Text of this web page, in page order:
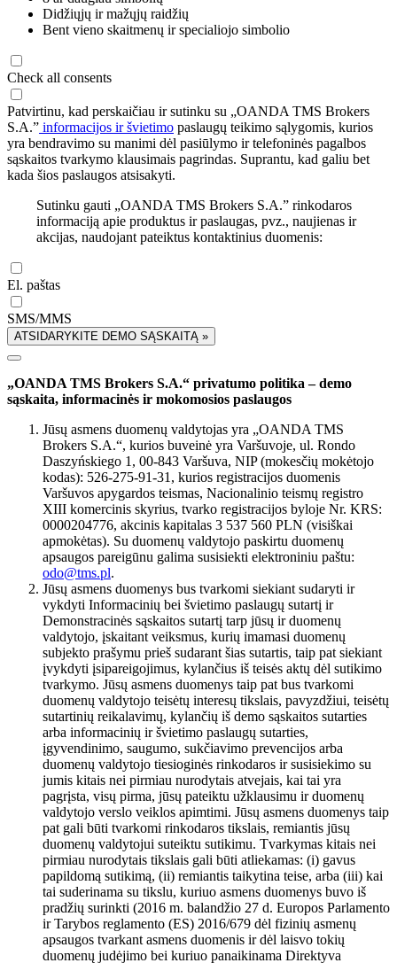
Didžiųjų ir mažųjų raidžių
Bent vieno skaitmenų ir specialiojo simbolio
Check all consents
Patvirtinu, kad perskaičiau ir sutinku su „OANDA TMS Brokers
S.A.” informacijos ir švietimo paslaugų teikimo sąlygomis, kurios
yra bendravimo su manimi dėl pasiūlymo ir telefoninės pagalbos
sąskaitos tvarkymo klausimais pagrindas. Suprantu, kad galiu bet
kada šios paslaugos atsisakyti.
Sutinku gauti „OANDA TMS Brokers S.A.” rinkodaros
informaciją apie produktus ir paslaugas, pvz., naujienas ir
akcijas, naudojant pateiktus kontaktinius duomenis:
El. paštas
SMS/MMS
ATSIDARYKITE DEMO SĄSKAITĄ »
„OANDA TMS Brokers S.A.“ privatumo politika – demo
sąskaita, informacinės ir mokomosios paslaugos
Jūsų asmens duomenų valdytojas yra „OANDA TMS
Brokers S.A.“, kurios buveinė yra Varšuvoje, ul. Rondo
Daszyńskiego 1, 00-843 Varšuva, NIP (mokesčių mokėtojo
kodas): 526-275-91-31, kurios registracijos duomenis
Varšuvos apygardos teismas, Nacionalinio teismų registro
XIII komercinis skyrius, tvarko registracijos byloje Nr. KRS:
0000204776, akcinis kapitalas 3 537 560 PLN (visiškai
apmokėtas). Su duomenų valdytojo paskirtu duomenų
apsaugos pareigūnu galima susisiekti elektroniniu paštu:
odo@tms.pl.
Jūsų asmens duomenys bus tvarkomi siekiant sudaryti ir
vykdyti Informacinių bei švietimo paslaugų sutartį ir
Demonstracinės sąskaitos sutartį tarp jūsų ir duomenų
valdytojo, įskaitant veiksmus, kurių imamasi duomenų
subjekto prašymu prieš sudarant šias sutartis, taip pat siekiant
įvykdyti įsipareigojimus, kylančius iš teisės aktų dėl sutikimo
tvarkymo. Jūsų asmens duomenys taip pat bus tvarkomi
duomenų valdytojo teisėtų interesų tikslais, pavyzdžiui, teisėtų
sutartinių reikalavimų, kylančių iš demo sąskaitos sutarties
arba informacinių ir švietimo paslaugų sutarties,
įgyvendinimo, saugumo, sukčiavimo prevencijos arba
duomenų valdytojo tiesioginės rinkodaros ir susisiekimo su
jumis kitais nei pirmiau nurodytais atvejais, kai tai yra
pagrįsta, visų pirma, jūsų pateiktu užklausimu ir duomenų
valdytojo verslo veiklos apimtimi. Jūsų asmens duomenys taip
pat gali būti tvarkomi rinkodaros tikslais, remiantis jūsų
duomenų valdytojui suteiktu sutikimu. Tvarkymas kitais nei
pirmiau nurodytais tikslais gali būti atliekamas: (i) gavus
papildomą sutikimą, (ii) remiantis taikytina teise, arba (iii) kai
tai suderinama su tikslu, kuriuo asmens duomenys buvo iš
pradžių surinkti (2016 m. balandžio 27 d. Europos Parlamento
ir Tarybos reglamento (ES) 2016/679 dėl fizinių asmenų
apsaugos tvarkant asmens duomenis ir dėl laisvo tokių
duomenų judėjimo bei kuriuo panaikinama Direktyva